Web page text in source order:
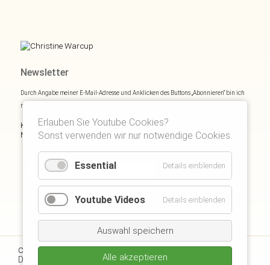
Newsletter
Durch Angabe meiner E-Mail-Adresse und Anklicken des Buttons „Abonnieren“ bin ich
mich mit
Kostenloses E- und Audiobook & monatliche Inspirationen via
Newsletter:
Copyright © 2026 Christine Warcup | Kontakt Impressum
Datenschutzerklärung |Disclaimer|Suchen
Erlauben Sie Youtube Cookies?
Sonst verwenden wir nur notwendige Cookies.
Essential Details einblenden
Youtube Videos Details einblenden
Auswahl speichern
Alle akzeptieren